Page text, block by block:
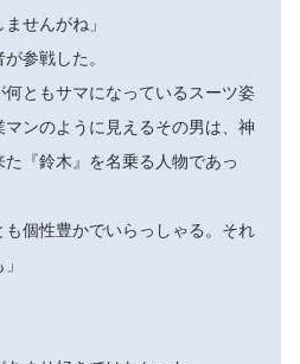
せんがね」
参戦した。
ともサマになっているスーツ姿
ンのように見えるその男は、神
『鈴木』を名乗る人物であっ
も個性豊かでいらっしゃる。それ